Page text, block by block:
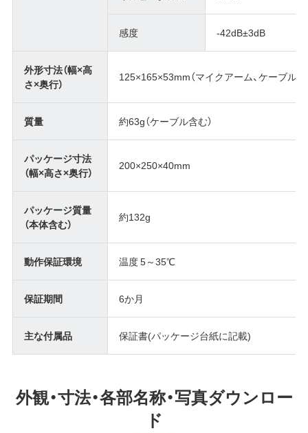
感度 -42dB±3dB
外形寸法（幅×高
さ×奥行）
125×165×53mm（マイクアーム、ケーブル含
質量 約63g（ケーブル含む）
パッケージ寸法
（幅×高さ×奥行）
200×250×40mm
パッケージ質量
（本体含む）
約132g
動作保証環境 温度 5～35℃
保証期間 6か月
主な付属品 保証書(パッケージ台紙に記載)
外観・寸法・各部名称・写真ダウンロー
ド